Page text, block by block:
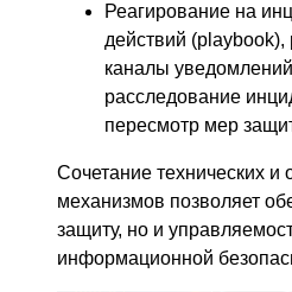
Реагирование на
действий
каналы
расследование
пересмотр мер
Сочетание технических и
механизмов позволяет
защиту, но и
информационной